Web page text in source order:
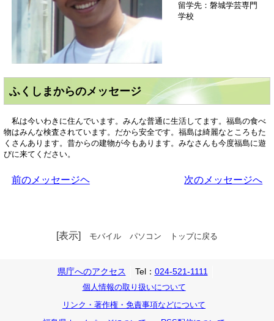
留学先：磐城学芸専門
学校
ふくしまからのメッセージ
私は今いわきに住んでいます。みんな普通に生活してます。福島の食べ
物はみんな検査されています。だから安全です。福島は綺麗なところもた
くさんあります。昔からの建物が今もあります。みなさんも今度福島に遊
びに来てください。
前のメッセージヘ 次のメッセージへ
[表示] モバイル パソコン トップに戻る
県庁へのアクセス Tel： 024-521-1111
個人情報の取り扱いについて
リンク・著作権・免責事項などについて